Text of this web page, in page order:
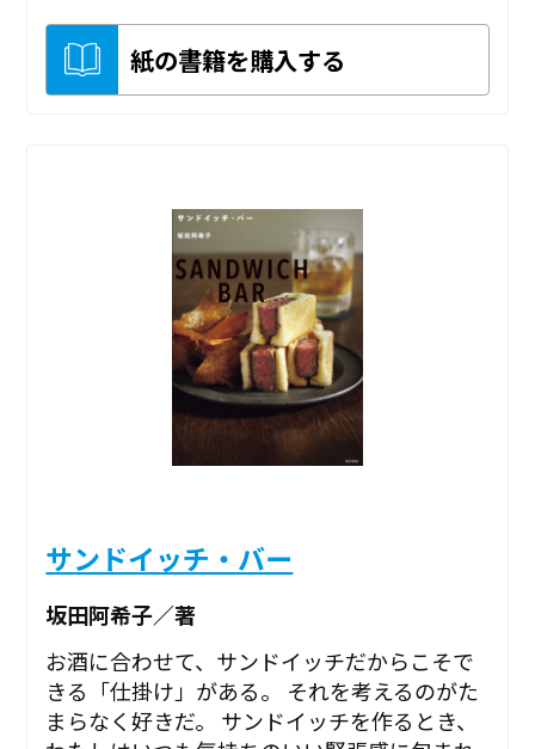
紙の書籍を購入する
サンドイッチ・バー
坂田阿希子／著
お酒に合わせて、サンドイッチだからこそで
きる「仕掛け」がある。 それを考えるのがた
まらなく好きだ。 サンドイッチを作るとき、